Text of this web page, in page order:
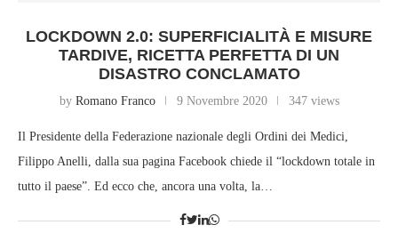
LOCKDOWN 2.0: SUPERFICIALITÀ E MISURE
TARDIVE, RICETTA PERFETTA DI UN
DISASTRO CONCLAMATO
by Romano Franco 9 Novembre 2020 347 views
Il Presidente della Federazione nazionale degli Ordini dei Medici,
Filippo Anelli, dalla sua pagina Facebook chiede il “lockdown totale in
tutto il paese”. Ed ecco che, ancora una volta, la…